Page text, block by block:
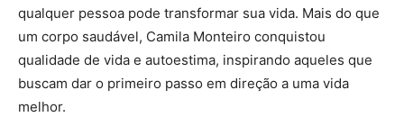
qualquer pessoa pode transformar sua vida. Mais do que
um corpo saudável, Camila Monteiro conquistou
qualidade de vida e autoestima, inspirando aqueles que
buscam dar o primeiro passo em direção a uma vida
melhor.